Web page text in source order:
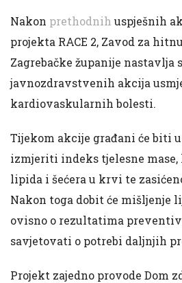
Nakon prethodnih uspješnih
projekta RACE 2, Zavod za
Zagrebačke županije nastavlja
javnozdravstvenih akcija
kardiovaskularnih bolesti.
Tijekom akcije građani će biti
izmjeriti indeks tjelesne
lipida i šećera u krvi te
Nakon toga dobit će mišljenje
ovisno o rezultatima
savjetovati o potrebi daljnjih
Projekt zajedno provode Dom